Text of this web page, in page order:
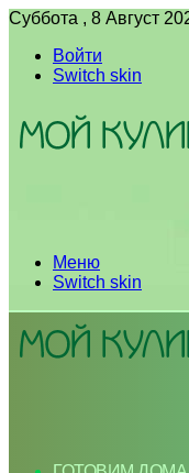
Суббота , 8 Август
Войти
Switch skin
Меню
Switch skin